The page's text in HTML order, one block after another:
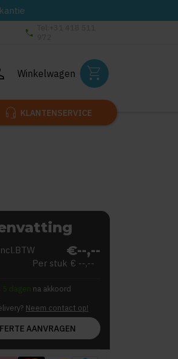
phone
Winkelwagen shopping_cart
headset_mic KLANTENSERVICE
€--,--
Per stuk € --,--
5 dagen na akkoord
Neem contact op!
AANVRAGEN